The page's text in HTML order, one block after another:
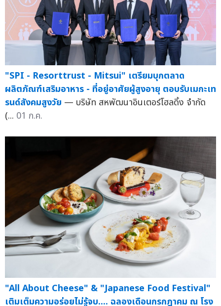
"SPI - Resorttrust - Mitsui" เตรียมบุกตลาด
ผลิตภัณฑ์เสริมอาหาร - ที่อยู่อาศัยผู้สูงอายุ ตอบรับเมกะเท
รนด์สังคมสูงวัย — บริษัท สหพัฒนาอินเตอร์โฮลดิ้ง จำกัด
(... 01 ก.ค.
"All About Cheese" & "Japanese Food Festival"
เติมเต็มความอร่อยไม่รู้จบ.... ฉลองเดือนกรกฎาคม ณ โรง